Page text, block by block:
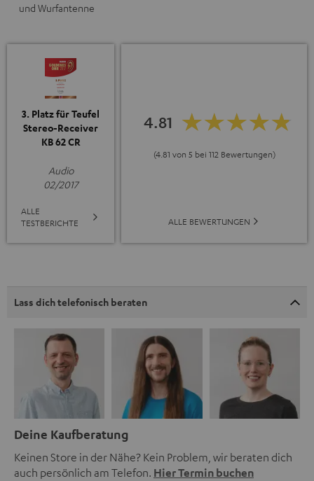
und Wurfantenne
3. Platz für Teufel
Stereo-Receiver
KB 62 CR
Audio
02/2017
ALLE
TESTBERICHTE
4.81
(4.81 von 5 bei 112 Bewertungen)
ALLE BEWERTUNGEN
Lass dich telefonisch beraten
Deine Kaufberatung
Keinen Store in der Nähe? Kein Problem, wir beraten dich
auch persönlich am Telefon. Hier Termin buchen